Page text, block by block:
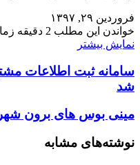
فروردین ۲۹, ۱۳۹۷
خواندن این مطلب 2 دقیقه زمان میبرد
نمایش بیشتر
سامانه ثبت اطلاعات
شد
مینی بوس های برون شهری
نوشته‌های مشابه